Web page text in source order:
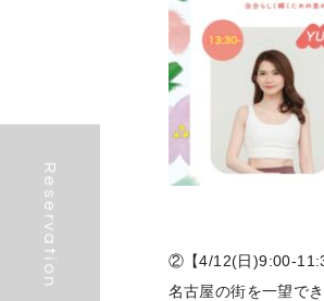
Reservation
②【4/12(日)9:00-
名古屋の街を一望で